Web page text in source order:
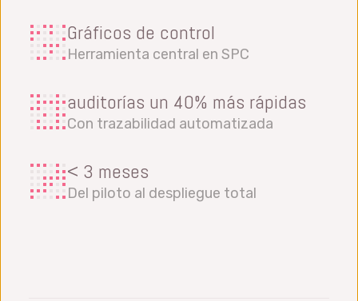
Gráficos de control
Herramienta central en SPC
auditorías un 40% más rápidas
Con trazabilidad automatizada
< 3 meses
Del piloto al despliegue total